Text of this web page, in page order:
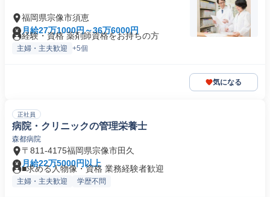
福岡県宗像市須恵
月給27万1000円～36万6000円
経験・資格 薬剤師資格をお持ちの方
主婦・主夫歓迎 +5個
気になる
正社員
病院・クリニックの管理栄養士
森都病院
〒811-4175福岡県宗像市田久
月給22万5000円以上
■求める人物像・資格 業務経験者歓迎
主婦・主夫歓迎 学歴不問